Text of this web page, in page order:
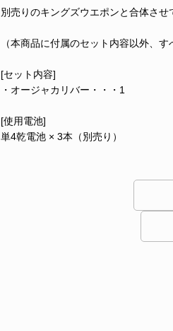
別売りのキングズウエポンと合体させ
（本商品に付属のセット内容以外、す
[セット内容]
・オージャカリバー・・・1
[使用電池]
単4乾電池 × 3本（別売り）